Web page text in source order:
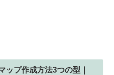
ップ作成方法3つの型｜